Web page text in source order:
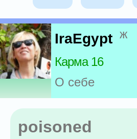
IraEgypt ж
Карма 16
О себе
poisoned